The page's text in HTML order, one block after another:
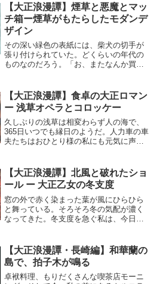
見たい。逸る気持ちで足がもぞもぞす
る。木製の門戸のすぐそばに...
【大正浪漫譚】煙草と悪魔とマッ
チ箱ー煙草がもたらしたモダンデ
ザイン
その深い緑色の表紙には、柴犬の切手が
張り付けられていた。どくらいの年代の
ものなのだろう。「お、またなんか買っ
「うん、コレクション帳だよ。めっちゃ
丁寧に保存してある」昨日...
【大正浪漫譚】食卓の大正ロマン
ー 浅草オペラとコロッケー
久しぶりの浅草は相変わらず人の海で、
365日いつでも縁日のようだ。人力車の車
夫たちはおひとり様の私にも元気に声を
った。今日のお目当ては、東京メトロ24
時間券。東京メトロ...
【大正浪漫譚】北風と破れたショ
ール ー 大正乙女の冬支度
窓の外で赤く染まった葉が風にひらひら
と舞っている。そろそろ冬の気配が濃く
なってきた。冬支度を急ぐ私は、今日は
いと約一年ぶりの再会。毎年、この瞬間
だけは小さな同窓会のよう...
【大正浪漫譚・長崎編】和華蘭の
島で、拍子木が鳴る
卓袱料理、もりだくさんな喫茶店モーニ